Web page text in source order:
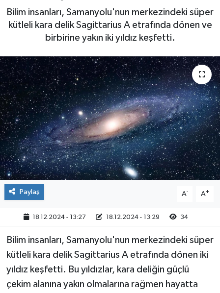
Bilim insanları, Samanyolu'nun merkezindeki süper
kütleli kara delik Sagittarius A etrafında dönen ve
birbirine yakın iki yıldız keşfetti.
Paylaş A- A+
18.12.2024 - 13:27 18.12.2024 - 13:29 34
Bilim insanları, Samanyolu'nun merkezindeki süper
kütleli kara delik Sagittarius A etrafında dönen iki
yıldız keşfetti. Bu yıldızlar, kara deliğin güçlü
çekim alanına yakın olmalarına rağmen hayatta
Yaşam